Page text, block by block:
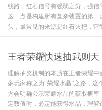
线路，红石信号有强弱之分，强
这一点是构建所有复杂装置的第
头，最常见的来源是红石火把，它
王者荣耀快速抽武则
理解抽奖机制的本质在王者荣耀
多玩家称之为“荣耀水晶”之路，
方会明确公示荣耀水晶的获取概
定数值时，必定能获得水晶，理